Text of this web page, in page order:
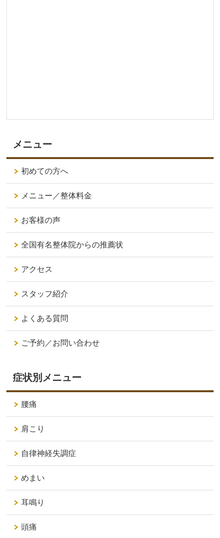
メニュー
初めての方へ
メニュー／整体料金
お客様の声
全国有名整体院からの推薦状
アクセス
スタッフ紹介
よくある質問
ご予約／お問い合わせ
症状別メニュー
腰痛
肩こり
自律神経失調症
めまい
耳鳴り
頭痛